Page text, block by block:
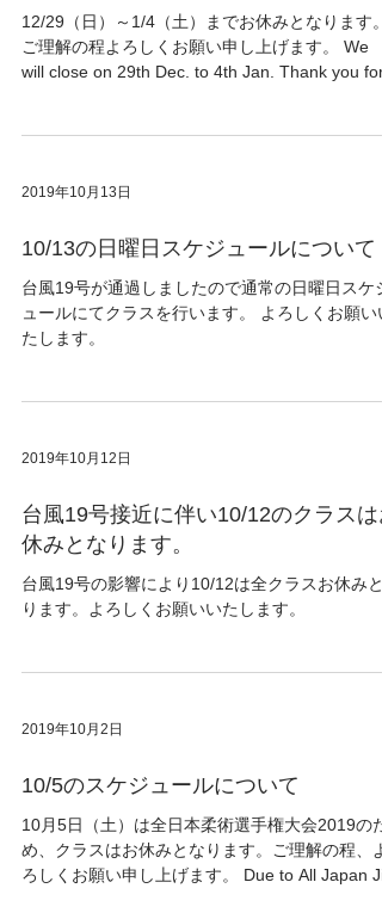
12/29（日）～1/4（土）までお休みとなります。
ご理解の程よろしくお願い申し上げます。 We
will close on 29th Dec. to 4th Jan. Thank you for
2019年10月13日
10/13の日曜日スケジュールについて
台風19号が通過しましたので通常の日曜日スケジ
ュールにてクラスを行います。 よろしくお願い
たします。
2019年10月12日
台風19号接近に伴い10/12のクラスは
休みとなります。
台風19号の影響により10/12は全クラスお休みと
ります。よろしくお願いいたします。
2019年10月2日
10/5のスケジュールについて
10月5日（土）は全日本柔術選手権大会2019のた
め、クラスはお休みとなります。ご理解の程、よ
ろしくお願い申し上げます。 Due to All Japan